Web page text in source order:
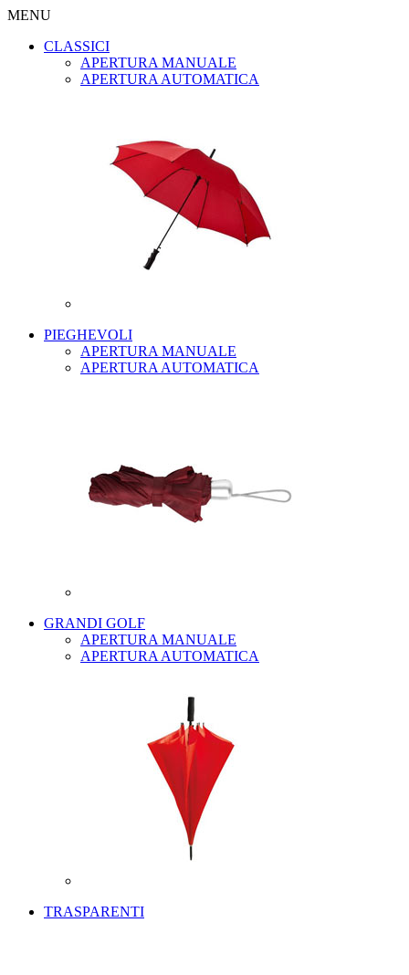
MENU
CLASSICI
APERTURA MANUALE
APERTURA AUTOMATICA
PIEGHEVOLI
APERTURA MANUALE
APERTURA AUTOMATICA
GRANDI GOLF
APERTURA MANUALE
APERTURA AUTOMATICA
TRASPARENTI